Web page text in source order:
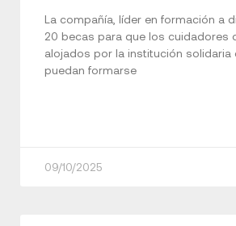
La compañía, líder en formación a
20 becas para que los cuidadores
alojados por la institución solidaria
puedan formarse
09/10/2025